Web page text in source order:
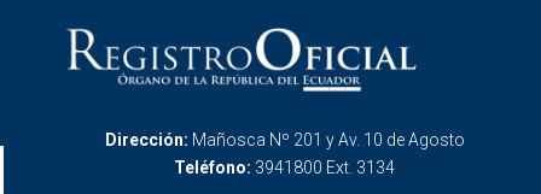
Dirección: Mañosca Nº 201 y Av. 10 de Agosto
Teléfono: 3941800 Ext. 3134